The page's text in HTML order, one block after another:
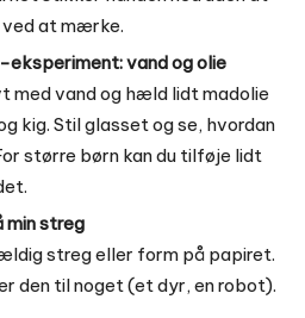
at mærke.
eksperiment: vand og olie
med vand og hæld lidt madolie
kig. Stil glasset og se, hvordan
større børn kan du tilføje lidt
min streg
streg eller form på papiret.
den til noget (et dyr, en robot).